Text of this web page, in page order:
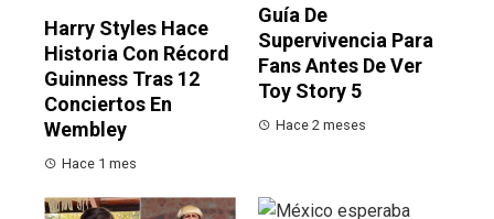
Harry Styles Hace
Historia Con Récord
Guinness Tras 12
Conciertos En
Wembley
Hace 1 mes
Guía De
Supervivencia Para
Fans Antes De Ver
Toy Story 5
Hace 2 meses